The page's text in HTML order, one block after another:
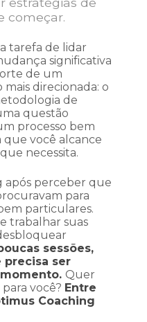
começar.
tarefa de lidar
significativa
de um
direcionada: o
de
questão
processo bem
você alcance
necessita.
após perceber que
para
particulares.
trabalhar suas
sessões,
precisa ser
Quer
você? Entre
Coaching